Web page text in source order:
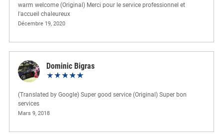
warm welcome (Original) Merci pour le service professionnel et
l'accueil chaleureux
Décembre 19, 2020
Dominic Bigras
(Translated by Google) Super good service (Original) Super bon
services
Mars 9, 2018